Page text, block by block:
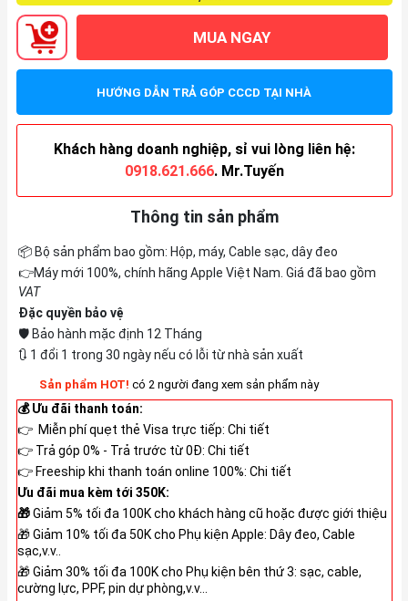
MUA NGAY
HƯỚNG DẪN TRẢ GÓP CCCD TẠI NHÀ
Khách hàng doanh nghiệp, sỉ vui lòng liên hệ:
0918.621.666. Mr.Tuyến
Thông tin sản phẩm
📦 Bộ sản phẩm bao gồm: Hộp, máy, Cable sạc, dây đeo
👉Máy mới 100%, chính hãng Apple Việt Nam. Giá đã bao gồm
VAT
Đặc quyền bảo vệ
🛡️ Bảo hành mặc định 12 Tháng
🔃 1 đổi 1 trong 30 ngày nếu có lỗi từ nhà sản xuất
Sản phẩm HOT! có 2 người đang xem sản phẩm này
💰 Ưu đãi thanh toán:
👉 Miễn phí quẹt thẻ Visa trực tiếp: Chi tiết
👉 Trả góp 0% - Trả trước từ 0Đ: Chi tiết
👉 Freeship khi thanh toán online 100%: Chi tiết
Ưu đãi mua kèm tới 350K:
🎁Giảm 5% tối đa 100K cho khách hàng cũ hoặc được giới thiệu
🎁 Giảm 10% tối đa 50K cho Phụ kiện Apple: Dây đeo, Cable
sạc,v.v..
🎁 Giảm 30% tối đa 100K cho Phụ kiện bên thứ 3: sạc, cable,
cường lực, PPF, pin dự phòng,v.v...